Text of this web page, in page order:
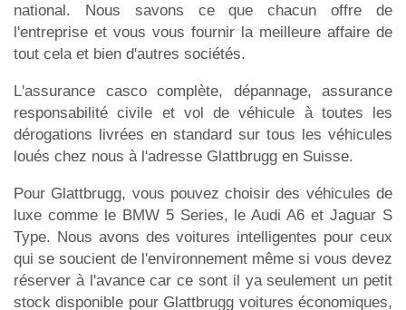
national. Nous savons ce que chacun offre de
l'entreprise et vous vous fournir la meilleure affaire de
tout cela et bien d'autres sociétés.
L'assurance casco complète, dépannage, assurance
responsabilité civile et vol de véhicule à toutes les
dérogations livrées en standard sur tous les véhicules
loués chez nous à l'adresse Glattbrugg en Suisse.
Pour Glattbrugg, vous pouvez choisir des véhicules de
luxe comme le BMW 5 Series, le Audi A6 et Jaguar S
Type. Nous avons des voitures intelligentes pour ceux
qui se soucient de l'environnement même si vous devez
réserver à l'avance car ce sont il ya seulement un petit
stock disponible pour Glattbrugg voitures économiques,